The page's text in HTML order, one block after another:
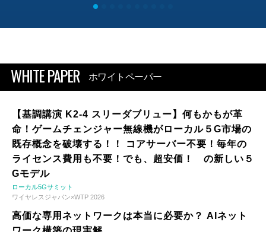
WHITE PAPER ホワイトペーパー
【基調講演 K2-4 スリーダブリュー】何もかもが革
命！ゲームチェンジャー無線機がローカル５G市場の
既存概念を破壊する！！ コアサーバー不要！毎年の
ライセンス費用も不要！でも、超安価！ の新しい５
Gモデル
ローカル5Gサミット
ワイヤレスジャパン×WTP 2026
高価な専用ネットワークは本当に必要か？ AIネット